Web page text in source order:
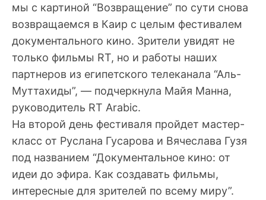
мы с картиной “Возвращение” по сути снова
возвращаемся в Каир с целым фестивалем
документального кино. Зрители увидят не
только фильмы RT, но и работы наших
партнеров из египетского телеканала “Аль-
Муттахиды”, — подчеркнула Майя Манна,
руководитель RT Arabic.
На второй день фестиваля пройдет мастер-
класс от Руслана Гусарова и Вячеслава Гузя
под названием “Документальное кино: от
идеи до эфира. Как создавать фильмы,
интересные для зрителей по всему миру”.